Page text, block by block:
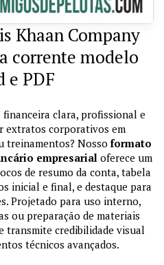
Khaan Company
corrente modelo
e PDF
clara, profissional e
extratos corporativos em
treinamentos? Nosso formato
empresarial oferece um
de resumo da conta, tabela
inicial e final, e destaque para
Projetado para uso interno,
ou preparação de materiais
transmite credibilidade visual
técnicos avançados.